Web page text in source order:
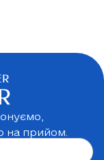
на прийом.